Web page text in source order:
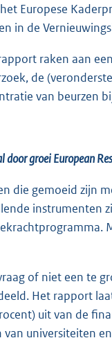
Europese
in de
raken aan
de
van beurzen
groei European
die gemoeid zijn
of niet een te
Het rapport
uit van de
universiteiten en